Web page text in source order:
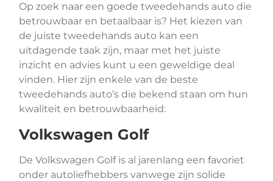
Op zoek naar een goede tweedehands auto die
betrouwbaar en betaalbaar is? Het kiezen van
de juiste tweedehands auto kan een
uitdagende taak zijn, maar met het juiste
inzicht en advies kunt u een geweldige deal
vinden. Hier zijn enkele van de beste
tweedehands auto’s die bekend staan om hun
kwaliteit en betrouwbaarheid:
Volkswagen Golf
De Volkswagen Golf is al jarenlang een favoriet
onder autoliefhebbers vanwege zijn solide